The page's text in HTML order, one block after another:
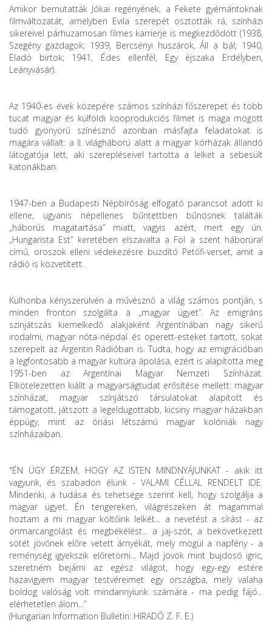
Amikor bemutatták Jókai regényének, a Fekete gyémántoknak
filmváltozatát, amelyben Evila szerepét osztották rá, színházi
sikereivel párhuzamosan filmes karrierje is megkezdődött (1938,
Szegény gazdagok; 1939, Bercsényi huszárok, Áll a bál; 1940,
Eladó birtok; 1941, Édes ellenfél, Egy éjszaka Erdélyben,
Leányvásár).
Az 1940-es évek közepére számos színházi főszerepet és több
tucat magyar és külföldi kooprodukciós filmet is maga mögött
tudó gyönyörű színésznő azonban másfajta feladatokat is
magára vállalt: a II. világháború alatt a magyar kórházak állandó
látogatója lett, aki szerepléseivel tartotta a lelket a sebesült
katonákban.
1947-ben a Budapesti Népbíróság elfogató parancsot adott ki
ellene, ugyanis népellenes bűntettben bűnösnek találták
„háborús magatartása” miatt, vagyis azért, mert egy ún.
„Hungarista Est” keretében elszavalta a Föl a szent háborúra!
című, oroszok elleni védekezésre buzdító Petőfi-verset, amit a
rádió is közvetített.
Külhonba kényszerülvén a művésznő a világ számos pontján, s
minden fronton szolgálta a „magyar ügyet”. Az emigráns
színjátszás kiemelkedő alakjaként Argentínában nagy sikerű
irodalmi, magyar nóta-népdal és operett-esteket tartott, sokat
szerepelt az Argentin Rádióban is. Tudta, hogy az emigrációban
a legfontosabb a magyar kultúra ápolása, ezért is alapította meg
1951-ben az Argentínai Magyar Nemzeti Színházat.
Elkötelezetten kiállt a magyarságtudat erősítése mellett: magyar
színházat, magyar színjátszó társulatokat alapított és
támogatott, játszott a legeldugottabb, kicsiny magyar házakban
éppúgy, mint az óriási létszámú magyar kolóniák nagy
színházaiban.
"ÉN ÚGY ÉRZEM, HOGY AZ ISTEN MINDNYÁJUNKAT - akik itt
vagyunk, és szabadon élünk - VALAMI CÉLLAL RENDELT IDE.
Mindenki, a tudása és tehetsége szerint kell, hogy szolgálja a
magyar ügyet. Én tengereken, világrészeken át magammal
hoztam a mi magyar költőink lelkét... a nevetést a sírást - az
önmarcangolást és megbékélést... a jaj-szót, a bekövetkezett
sötét jövőnek előre vetett árnyékát, mely mögül a napfény - a
reménység igyekszik előretörni... Majd jövök mint bujdosó igric,
szeretném bejárni az egész világot, hogy egy-egy estére
hazavigyem magyar testvéreimet egy országba, mely valaha
boldog valóság volt mindannyiunk számára - ma pedig fájó...
elérhetetlen álom...”
(Hungarian Information Bulletin: HIRADÓ Z. F. E.)